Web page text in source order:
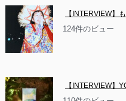
【INTERVIEW】
124件のビュー
【INTERVIEW】